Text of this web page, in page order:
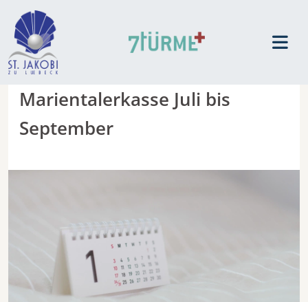
Marientalerkasse Juli bis
September